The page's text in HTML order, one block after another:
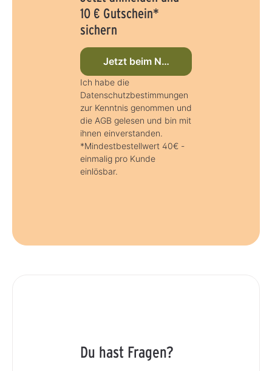
10 € Gutschein*
sichern
Jetzt beim Newsletter anmelden
Ich habe die
Datenschutzbestimmungen
zur Kenntnis genommen und
die AGB gelesen und bin mit
ihnen einverstanden.
*Mindestbestellwert 40€ -
einmalig pro Kunde
einlösbar.
Du hast Fragen?